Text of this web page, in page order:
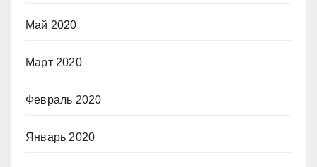
Май 2020
Март 2020
Февраль 2020
Январь 2020